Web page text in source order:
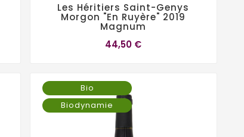
Les Héritiers Saint-Genys
Morgon "En Ruyère" 2019
Magnum
44,50 €
Bio
Biodynamie